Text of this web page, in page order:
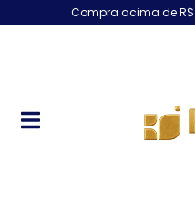
Compra acima de